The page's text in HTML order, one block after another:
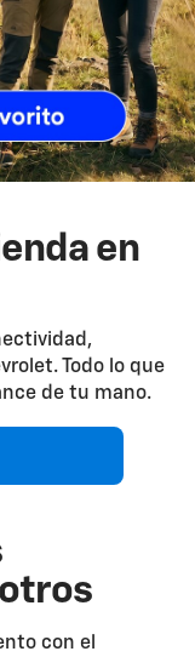
en
Todo lo que
de tu mano.
con el